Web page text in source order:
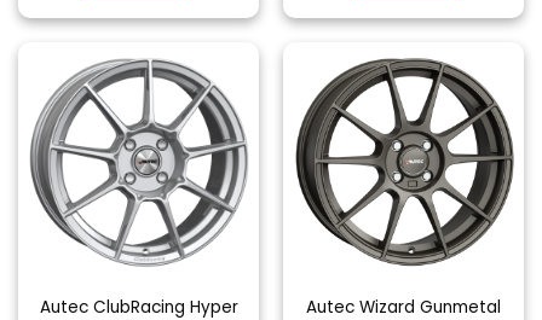
prodotto
ha
più
varianti.
Le
opzioni
possono
essere
scelte
nella
del
prodotto
ha
più
varianti.
Le
opzioni
possono
essere
scelte
nella
del
Autec ClubRacing Hyper
Autec Wizard Gunmetal